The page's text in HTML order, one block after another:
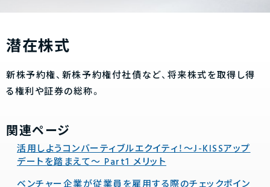
潜在株式
新株予約権、新株予約権付社債など、将来株式を取得し得
る権利や証券の総称。
関連ページ
活用しようコンバーティブルエクイティ！～J-KISSアップ
デートを踏まえて～ Part1 メリット